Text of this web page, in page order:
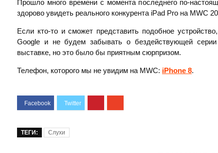
Прошло много времени с момента последнего по-
здорово увидеть реального конкурента iPad Pro на MWC
Если кто-то и сможет представить подобное
Google и не будем забывать о бездействующей
выставке, но это было бы приятным сюрпризом.
Телефон, которого мы не увидим на MWC: iPhone 8.
ТЕГИ: Слухи